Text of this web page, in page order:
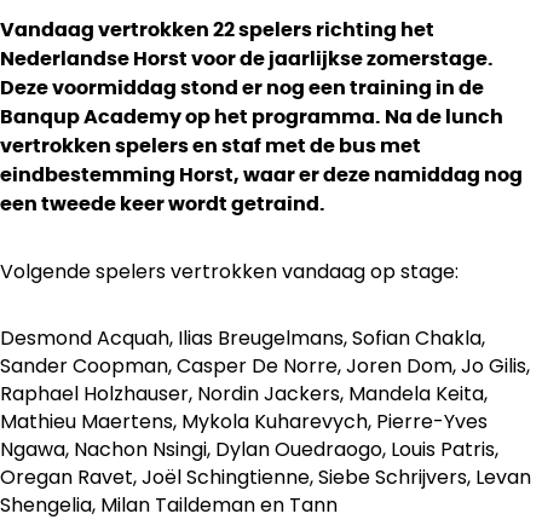
Vandaag vertrokken 22 spelers richting het
Nederlandse Horst voor de jaarlijkse zomerstage.
Deze voormiddag stond er nog een training in de
Banqup Academy op het programma. Na de lunch
vertrokken spelers en staf met de bus met
eindbestemming Horst, waar er deze namiddag nog
een tweede keer wordt getraind.
Volgende spelers vertrokken vandaag op stage:
Desmond Acquah, Ilias Breugelmans, Sofian Chakla,
Sander Coopman, Casper De Norre, Joren Dom, Jo Gilis,
Raphael Holzhauser, Nordin Jackers, Mandela Keita,
Mathieu Maertens, Mykola Kuharevych, Pierre-Yves
Ngawa, Nachon Nsingi, Dylan Ouedraogo, Louis Patris,
Oregan Ravet, Joël Schingtienne, Siebe Schrijvers, Levan
Shengelia, Milan Taildeman en Tann